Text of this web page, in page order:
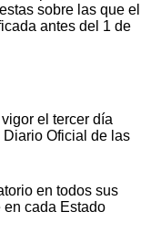
sobre las que el
antes del 1 de
el tercer día
Oficial de las
en todos sus
cada Estado